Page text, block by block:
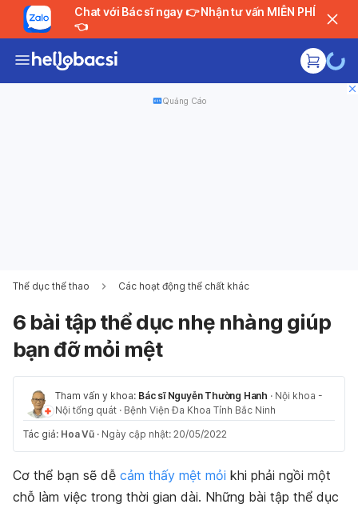
Chat với Bác sĩ ngay 👉 Nhận tư vấn MIỄN PHÍ
👈
Quảng Cáo
Thể dục thể thao Các hoạt động thể chất khác
6 bài tập thể dục nhẹ nhàng giúp
bạn đỡ mỏi mệt
Tham vấn y khoa: Bác sĩ Nguyễn Thường Hanh · Nội khoa -
Nội tổng quát · Bệnh Viện Đa Khoa Tỉnh Bắc Ninh
Tác giả: Hoa Vũ · Ngày cập nhật: 20/05/2022
Cơ thể bạn sẽ dễ cảm thấy mệt mỏi khi phải ngồi một
chỗ làm việc trong thời gian dài. Những bài tập thể dục